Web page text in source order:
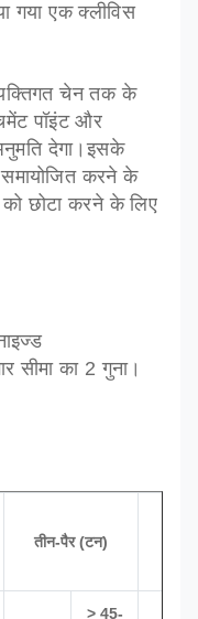
गया एक क्लीविस
चेन तक के
पॉइंट और
देगा।इसके
करने के
छोटा करने के लिए
सीमा का 2 गुना।
तीन-पैर (टन)
> 45-